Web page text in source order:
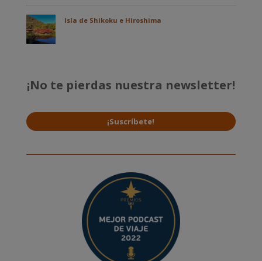
Isla de Shikoku e Hiroshima
¡No te pierdas nuestra newsletter!
¡Suscríbete!